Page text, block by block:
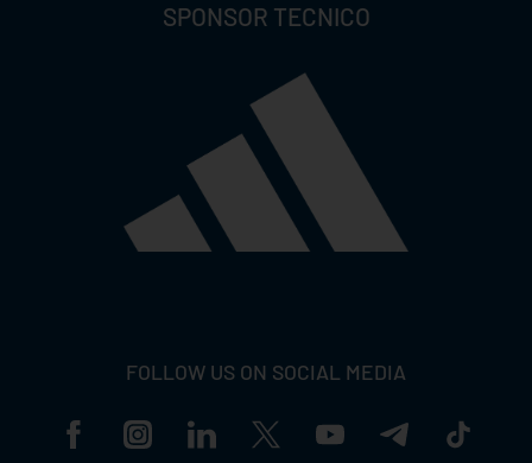
SPONSOR TECNICO
FOLLOW US ON SOCIAL MEDIA